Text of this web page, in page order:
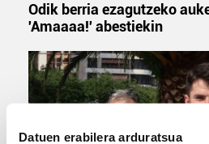
Datuen erabilera arduratsua
Odik berria ezagutzeko
'Amaaaa!' abestiekin